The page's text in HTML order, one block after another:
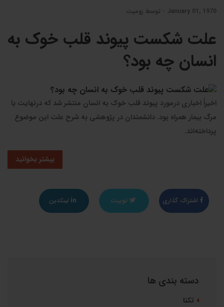
January 01, 1970 - توسط زومیت
علت شکست پیوند قلب خوک به
انسان چه بود؟
اخیراً اخباری درمورد پیوند قلب خوک به انسان منتشر شد که درنهایت با
مرگ بیمار همراه بود. دانشمندان در پژوهشی به شرح علت این موضوع
پرداخته‌اند.
بیشتر بخوانید
اشتراک گذاری توییت لینکدین
دسته بندی ها
تکنا